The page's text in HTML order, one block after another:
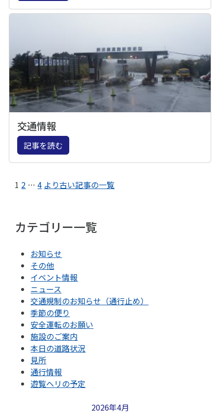
交通情報
記事を読む
1 2 … 4 より古い記事の一覧
カテゴリー一覧
お知らせ
その他
イベント情報
ニュース
交通規制のお知らせ（通行止め）
季節の便り
安全運転のお願い
施設のご案内
本日の道路状況
見所
通行情報
遊覧ヘリの予定
2026年4月